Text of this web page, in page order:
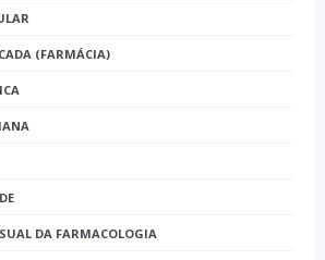
(FARMÁCIA)
DA FARMACOLOGIA